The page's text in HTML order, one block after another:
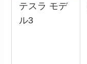
テスラ モデ
ル3